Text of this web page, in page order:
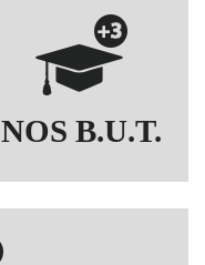
NOS B.U.T.